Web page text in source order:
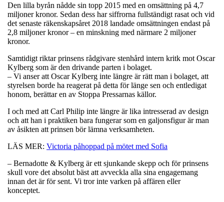
Den lilla byrån nådde sin topp 2015 med en omsättning på 4,7
miljoner kronor. Sedan dess har siffrorna fullständigt rasat och vid
det senaste räkenskapsåret 2018 landade omsättningen endast på
2,8 miljoner kronor – en minskning med närmare 2 miljoner
kronor.
Samtidigt riktar prinsens rådgivare stenhård intern kritk mot Oscar
Kylberg som är den drivande parten i bolaget.
– Vi anser att Oscar Kylberg inte längre är rätt man i bolaget, att
styrelsen borde ha reagerat på detta för länge sen och entledigat
honom, berättar en av Stoppa Pressarnas källor.
I och med att Carl Philip inte längre är lika intresserad av design
och att han i praktiken bara fungerar som en galjonsfigur är man
av åsikten att prinsen bör lämna verksamheten.
LÄS MER: Victoria påhoppad på mötet med Sofia
– Bernadotte & Kylberg är ett sjunkande skepp och för prinsens
skull vore det absolut bäst att avveckla alla sina engagemang
innan det är för sent. Vi tror inte varken på affären eller
konceptet.